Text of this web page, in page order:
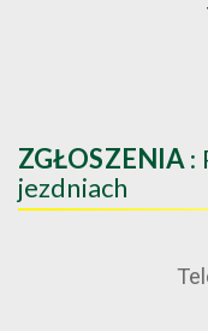
ZGŁOSZENIA :
jezdniach